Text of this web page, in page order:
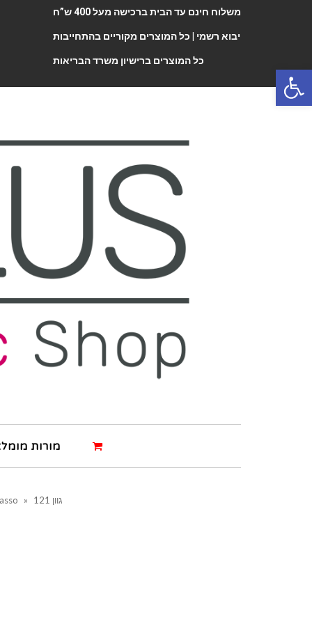
משלוח חינם עד הבית ברכישה מעל 400 ש”ח
יבוא רשמי | כל המוצרים מקוריים בהתחייבות
כל המוצרים ברישיון משרד הבריאות
מורות
» גוון 121